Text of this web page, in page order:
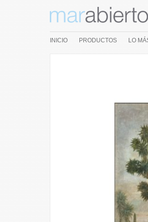
INICIO PRODUCTOS LO